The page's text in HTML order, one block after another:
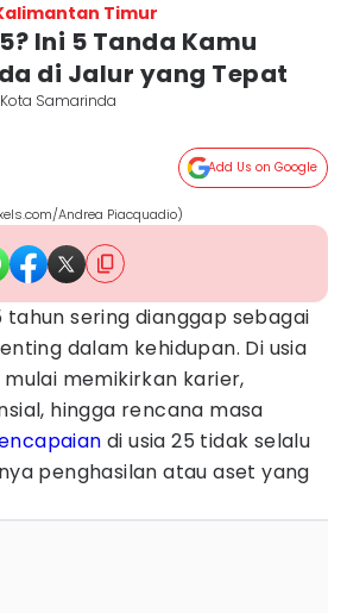
Timur
Ini 5 Tanda Kamu
di Jalur yang Tepat
Kota Samarinda
Add Us on Google
Andrea Piacquadio)
tahun sering dianggap sebagai
dalam kehidupan. Di usia
memikirkan karier,
hingga rencana masa
di usia 25 tidak selalu
penghasilan atau aset yang